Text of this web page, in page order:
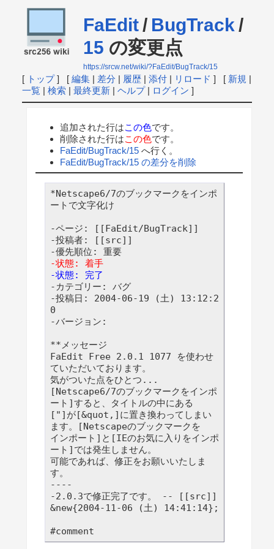
FaEdit/ BugTrack /
15 の変更点
https://srcw.net/wiki/?FaEdit/BugTrack/15
[ トップ] [ 編集| 差分 | 履歴| 添付| リロード ] [ 新規 |
一覧| 検索| 最終更新| ヘルプ| ログイン ]
追加された行はこの色です。
削除された行はこの色です。
FaEdit/BugTrack/15 へ行く。
FaEdit/BugTrack/15 の差分を削除
*Netscape6/7のブックマークをインポ
ートで文字化け
-ページ: [[FaEdit/BugTrack]]
-投稿者: [[src]]
-優先順位: 重要
-状態: 着手
-状態: 完了
-カテゴリー: バグ
-投稿日: 2004-06-19 (土) 13:12:2
0
-バージョン:
**メッセージ
FaEdit Free 2.0.1 1077 を使わせ
ていただいております。
気がついた点をひとつ...
[Netscape6/7のブックマークをインポ
ート]すると、タイトルの中にある
["]が[&quot,]に置き換わってしまい
ます。[Netscapeのブックマークを
インポート]と[IEのお気に入りをインポ
ート]では発生しません。
可能であれば、修正をお願いいたしま
す。
----
-2.0.3で修正完了です。 -- [[src]]
&new{2004-11-06 (土) 14:41:14};